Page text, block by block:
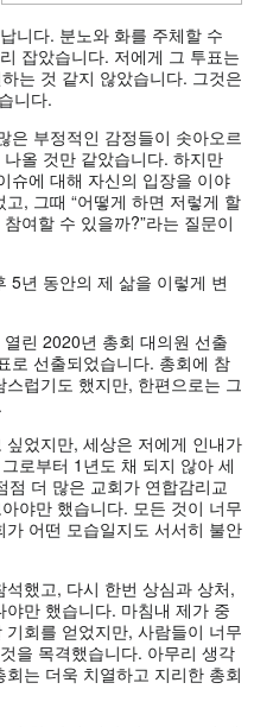
니다. 분노와 화를 주체할 수
잡았습니다. 저에게 그 투표는
는 것 같지 않았습니다. 그것은
니다.
은 부정적인 감정들이 솟아오르
올 것만 같았습니다. 하지만
슈에 대해 자신의 입장을 이야
, 그때 “어떻게 하면 저렇게 할
여할 수 있을까?”라는 질문이
5년 동안의 제 삶을 이렇게 변
린 2020년 총회 대의원 선출
로 선출되었습니다. 총회에 참
럽기도 했지만, 한편으로는 그
었지만, 세상은 저에게 인내가
로부터 1년도 채 되지 않아 세
더 많은 교회가 연합감리교
야만 했습니다. 모든 것이 너무
어떤 모습일지도 서서히 불안
했고, 다시 한번 상심과 상처,
만 했습니다. 마침내 제가 중
회를 얻었지만, 사람들이 너무
을 목격했습니다. 아무리 생각
는 더욱 치열하고 지리한 총회